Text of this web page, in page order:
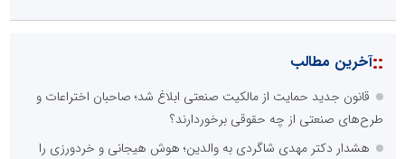
::آخرین مطالب
قانون جدید حمایت از مالکیت صنعتی ابلاغ شد؛ صاحبان اختراعات و
طرح‌های صنعتی از چه حقوقی برخوردارند؟
هشدار دکتر مهدی شاگردی به والدین؛ هوش هیجانی و خردورزی را